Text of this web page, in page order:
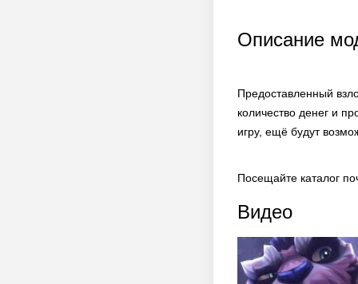
Описание
Предоставленный
количество денег и
игру, ещё будут
Посещайте каталог
Видео